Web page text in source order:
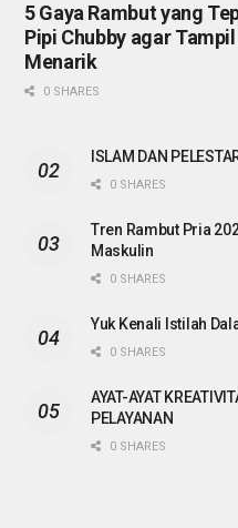
5 Gaya Rambut yang
Pipi Chubby agar
Menarik
0 SHARES
ISLAM DAN
0 SHARES
Tren Rambut Pria
Maskulin
0 SHARES
Yuk Kenali Istilah
0 SHARES
AYAT-AYAT
PELAYANAN
0 SHARES